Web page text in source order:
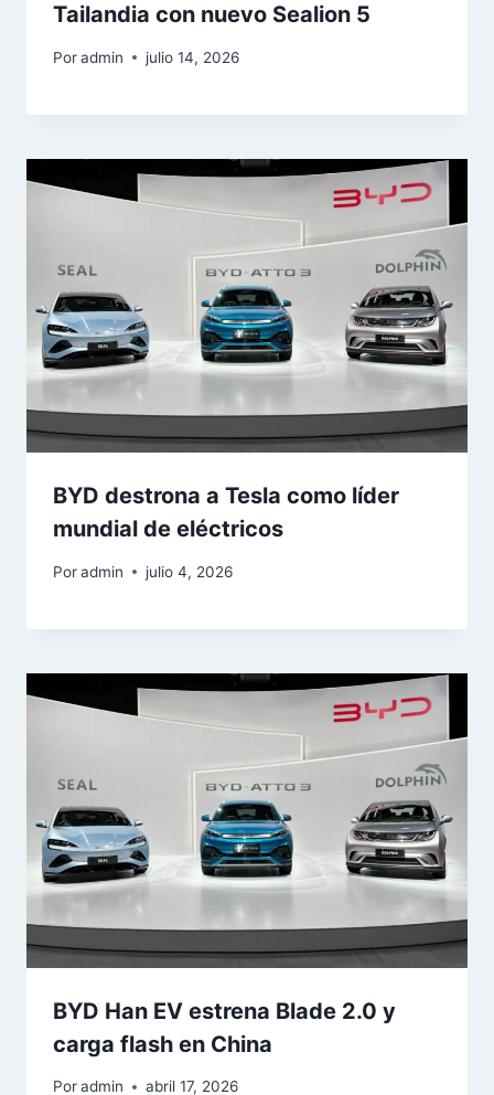
Tailandia con nuevo Sealion 5
Poradmin julio 14, 2026
BYD destrona a Tesla como líder
mundial de eléctricos
Poradmin julio 4, 2026
BYD Han EV estrena Blade 2.0 y
carga flash en China
Poradmin abril 17, 2026